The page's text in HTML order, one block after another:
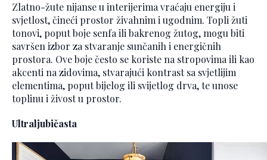
Zlatno-žute nijanse u interijerima vraćaju energiju i
svjetlost, čineći prostor živahnim i ugodnim. Topli žuti
tonovi, poput boje senfa ili bakrenog žutog, mogu biti
savršen izbor za stvaranje sunčanih i energičnih
prostora. Ove boje često se koriste na stropovima ili kao
akcenti na zidovima, stvarajući kontrast sa svjetlijim
elementima, poput bijelog ili svijetlog drva, te unose
toplinu i živost u prostor.
Ultraljubičasta